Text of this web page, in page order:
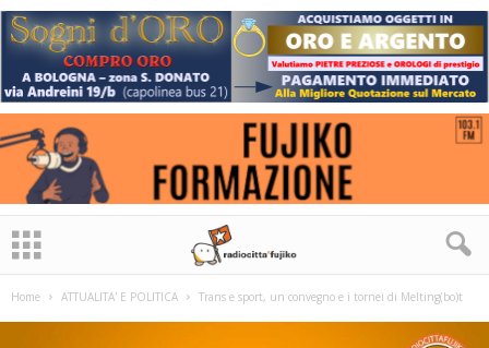
Home ATTUALITA' E POLITICA Trans e sport, un convegno e i tornei di Melting(bo)t